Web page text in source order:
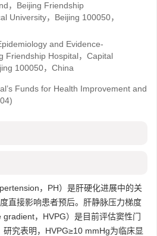
，Beijing Friendship
University，Beijing 100050，
and Evidence-
Friendship Hospital，Capital
100050，China
Funds for Health Improvement and
，PH）是肝硬化进展中的关
直接影响患者预后。肝静脉压力梯度
gradient，HVPG）是目前评估窦性门
研究表明，HVPG≥10 mmHg为临床显